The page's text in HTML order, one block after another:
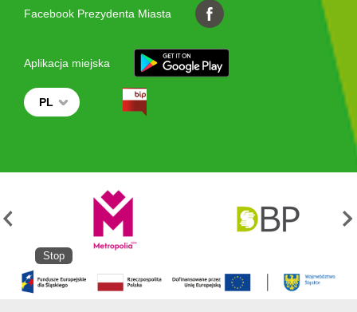
Facebook Prezydenta Miasta
Aplikacja miejska
PL
Stop